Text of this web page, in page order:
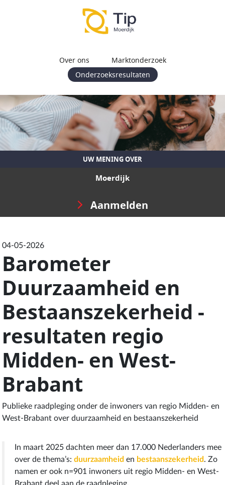
Over ons
Marktonderzoek
Onderzoeksresultaten
UW MENING OVER
Moerdijk
Aanmelden
04-05-2026
Barometer
Duurzaamheid en
Bestaanszekerheid -
resultaten regio
Midden- en West-
Brabant
Publieke raadpleging onder de inwoners van regio Midden- en
West-Brabant over duurzaamheid en bestaanszekerheid
In maart 2025 dachten meer dan 17.000 Nederlanders mee
over de thema’s:duurzaamheid en bestaanszekerheid. Zo
namen er ook n=901 inwoners uit regio Midden- en West-